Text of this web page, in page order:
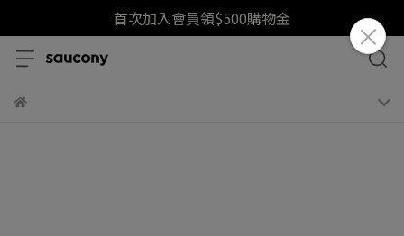
首次加入會員領$500購物金